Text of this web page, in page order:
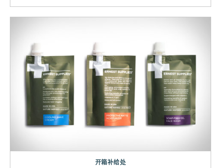
开箱补给处